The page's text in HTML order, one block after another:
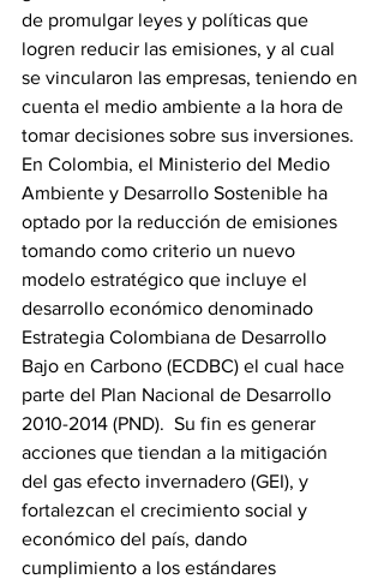
de promulgar leyes y políticas que
logren reducir las emisiones, y al cual
se vincularon las empresas, teniendo en
cuenta el medio ambiente a la hora de
tomar decisiones sobre sus inversiones.
En Colombia, el Ministerio del Medio
Ambiente y Desarrollo Sostenible ha
optado por la reducción de emisiones
tomando como criterio un nuevo
modelo estratégico que incluye el
desarrollo económico denominado
Estrategia Colombiana de Desarrollo
Bajo en Carbono (ECDBC) el cual hace
parte del Plan Nacional de Desarrollo
2010-2014 (PND).  Su fin es generar
acciones que tiendan a la mitigación
del gas efecto invernadero (GEI), y
fortalezcan el crecimiento social y
económico del país, dando
cumplimiento a los estándares